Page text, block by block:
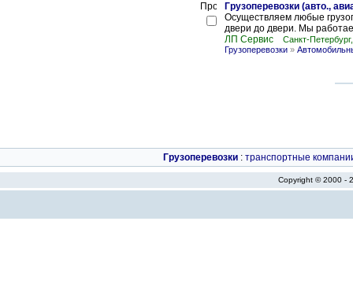
Грузоперевозки (авто.,
Осуществляем любые
двери до двери. Мы
ЛП Сервис
Санкт-
Грузоперевозки »
Грузоперевозки : транспортные
Copyright © 2000 -